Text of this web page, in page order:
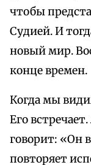
чтобы
Судией. И
новый мир.
конце времен.
Когда мы
Его
говорит: «Он
повторяет